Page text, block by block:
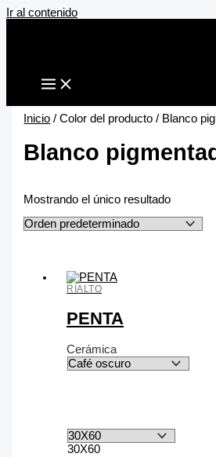
Ir al contenido
Inicio / Color del producto / Blanco
Blanco
Mostrando el único resultado
RIALTO
PENTA
Cerámica
30X60